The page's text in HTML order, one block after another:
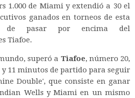
1.000 de Miami y extendió a 30 el
ganados en torneos de esta
de pasar por encima del
Tiafoe.
superó a Tiafoe, número 20,
y 11 minutos de partido para seguir
Double', que consiste en ganar
Wells y Miami en un mismo